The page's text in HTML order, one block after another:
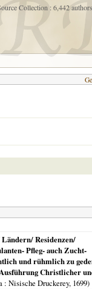
Collection : 6,442
Residenzen/
Pfleg- auch Zucht-
und rühmlich zu
Christlicher
: Nisische Druckerey, 1699)